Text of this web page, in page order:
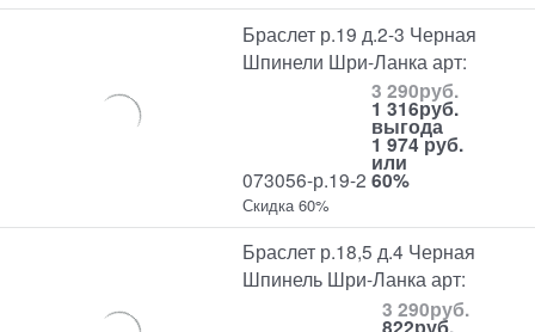
Браслет р.19 д.2-3 Черная
Шпинели Шри-Ланка арт:
073056-р.19-2
3 290руб.
1 316руб.
выгода
1 974 руб.
или
60%
Скидка 60%
Браслет р.18,5 д.4 Черная
Шпинель Шри-Ланка арт:
3 290руб.
822руб.